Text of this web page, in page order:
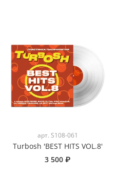
арт. S108-061
Turbosh 'BEST HITS VOL.8'
3 500 ₽